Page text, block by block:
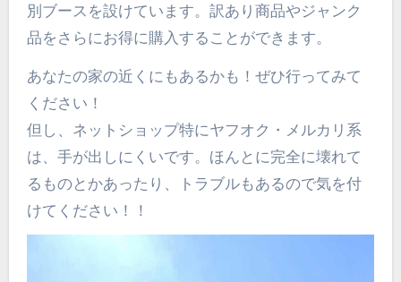
別ブースを設けています。訳あり商品やジャンク
品をさらにお得に購入することができます。
あなたの家の近くにもあるかも！ぜひ行ってみて
ください！
但し、ネットショップ特にヤフオク・メルカリ系
は、手が出しにくいです。ほんとに完全に壊れて
るものとかあったり、トラブルもあるので気を付
けてください！！